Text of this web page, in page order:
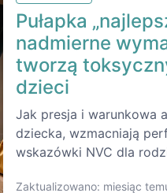
Pułapka
nadmierne
tworzą
dzieci
Jak presja i warunkowa
dziecka, wzmacniają
wskazówki NVC dla
Zaktualizowano: miesiąc